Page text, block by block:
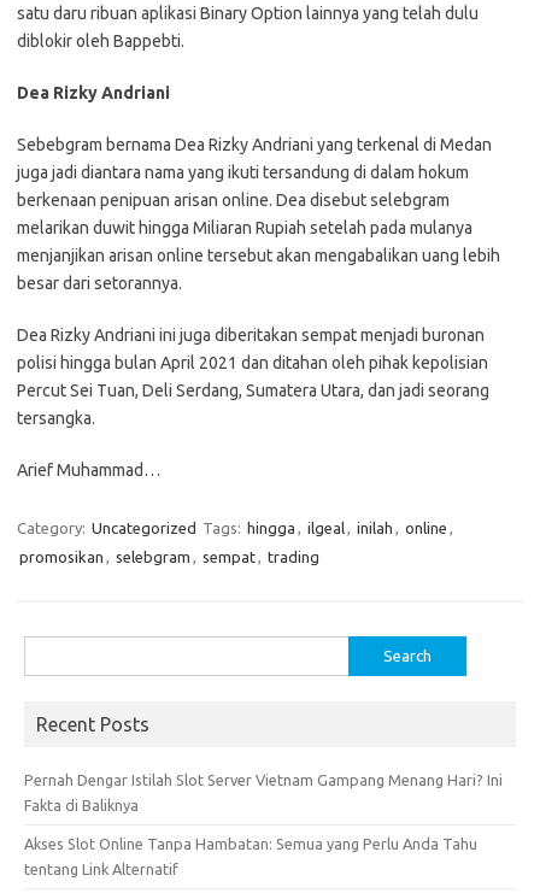
satu daru ribuan aplikasi Binary Option lainnya yang telah dulu
diblokir oleh Bappebti.
Dea Rizky Andriani
Sebebgram bernama Dea Rizky Andriani yang terkenal di Medan
juga jadi diantara nama yang ikuti tersandung di dalam hokum
berkenaan penipuan arisan online. Dea disebut selebgram
melarikan duwit hingga Miliaran Rupiah setelah pada mulanya
menjanjikan arisan online tersebut akan mengabalikan uang lebih
besar dari setorannya.
Dea Rizky Andriani ini juga diberitakan sempat menjadi buronan
polisi hingga bulan April 2021 dan ditahan oleh pihak kepolisian
Percut Sei Tuan, Deli Serdang, Sumatera Utara, dan jadi seorang
tersangka.
Arief Muhammad…
Category: Uncategorized Tags: hingga , ilgeal, inilah , online ,
promosikan , selebgram , sempat, trading
for:
Recent Posts
Pernah Dengar Istilah Slot Server Vietnam Gampang Menang Hari? Ini
Fakta di Baliknya
Akses Slot Online Tanpa Hambatan: Semua yang Perlu Anda Tahu
tentang Link Alternatif